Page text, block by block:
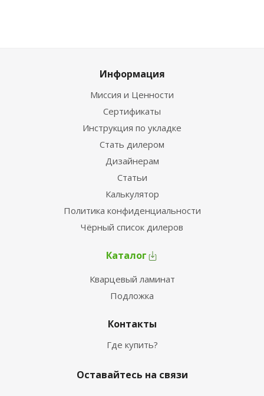
Информация
Миссия и Ценности
Сертификаты
Инструкция по укладке
Стать дилером
Дизайнерам
Статьи
Калькулятор
Политика конфиденциальности
Чёрный список дилеров
Каталог
Кварцевый ламинат
Подложка
Контакты
Где купить?
Оставайтесь на связи